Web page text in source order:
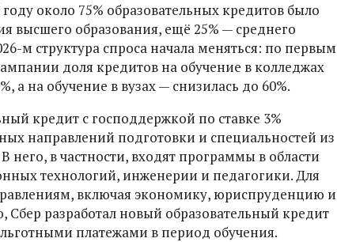
около 75% образовательных кредитов было
высшего образования, ещё 25% — среднего
м структура спроса начала меняться: по первым
доля кредитов на обучение в колледжах
а на обучение в вузах — снизилась до 60%.
кредит с господдержкой по ставке 3%
направлений подготовки и специальностей из
него, в частности, входят программы в области
технологий, инженерии и педагогики. Для
включая экономику, юриспруденцию и
Сбер разработал новый образовательный кредит
платежами в период обучения.